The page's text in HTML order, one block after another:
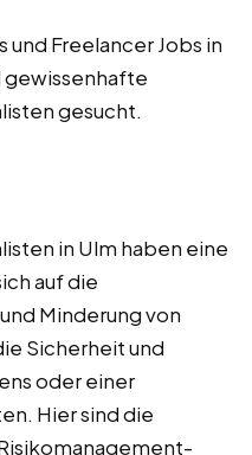
Freelancer Jobs in
gesucht.
in Ulm haben eine
auf die
Minderung von
Sicherheit und
oder einer
Hier sind die